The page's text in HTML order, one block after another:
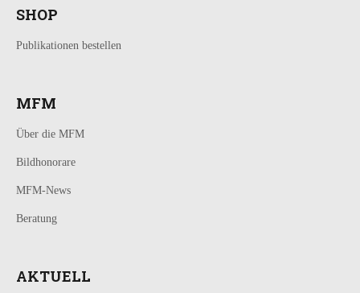
SHOP
Publikationen bestellen
MFM
Über die MFM
Bildhonorare
MFM-News
Beratung
AKTUELL